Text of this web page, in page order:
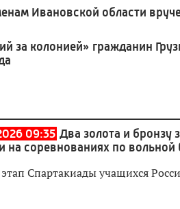
Ивановской области
за колонией» гражданин
09:35 Два золота и бронзу
на соревнованиях по вольной
Спартакиады учащихся